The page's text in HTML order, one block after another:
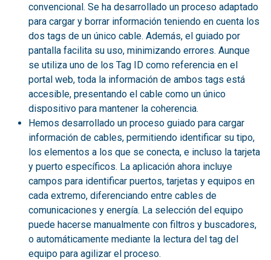
convencional. Se ha desarrollado un proceso adaptado
para cargar y borrar información teniendo en cuenta los
dos tags de un único cable. Además, el guiado por
pantalla facilita su uso, minimizando errores. Aunque
se utiliza uno de los Tag ID como referencia en el
portal web, toda la información de ambos tags está
accesible, presentando el cable como un único
dispositivo para mantener la coherencia.
Hemos desarrollado un proceso guiado para cargar
información de cables, permitiendo identificar su tipo,
los elementos a los que se conecta, e incluso la tarjeta
y puerto específicos. La aplicación ahora incluye
campos para identificar puertos, tarjetas y equipos en
cada extremo, diferenciando entre cables de
comunicaciones y energía. La selección del equipo
puede hacerse manualmente con filtros y buscadores,
o automáticamente mediante la lectura del tag del
equipo para agilizar el proceso.